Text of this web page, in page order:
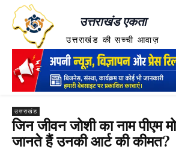
उत्तराखंड एकता
उत्तराखंड की सच्ची आवाज़
उत्तराखंड
जिन जीवन जोशी का नाम पीएम
जानते हैं उनकी आर्ट की कीमत?